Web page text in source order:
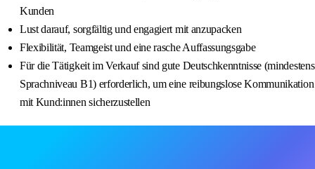
Kunden
Lust darauf, sorgfältig und engagiert mit anzupacken
Flexibilität, Teamgeist und eine rasche Auffassungsgabe
Für die Tätigkeit im Verkauf sind gute Deutschkenntnisse (mindestens
Sprachniveau B1) erforderlich, um eine reibungslose Kommunikation
mit Kund:innen sicherzustellen